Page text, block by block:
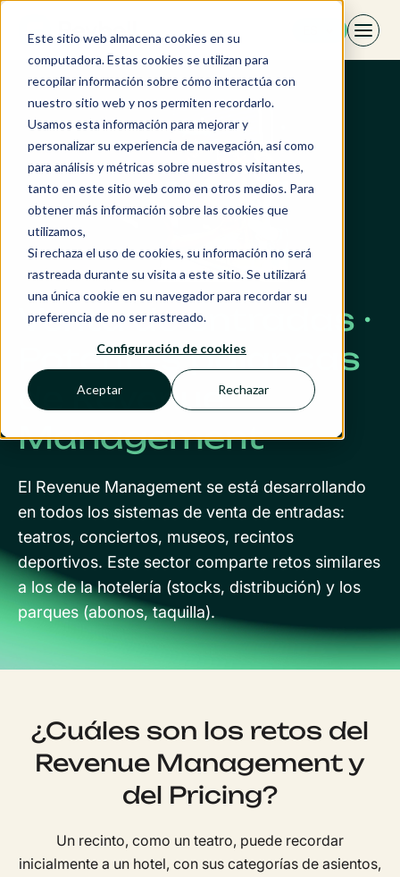
Este sitio web almacena cookies en su
computadora. Estas cookies se utilizan para
recopilar información sobre cómo interactúa con
nuestro sitio web y nos permiten recordarlo.
Usamos esta información para mejorar y
personalizar su experiencia de navegación, así como
para análisis y métricas sobre nuestros visitantes,
tanto en este sitio web como en otros medios. Para
obtener más información sobre las cookies que
utilizamos,
Si rechaza el uso de cookies, su información no será
rastreada durante su visita a este sitio. Se utilizará
una única cookie en su navegador para recordar su
preferencia de no ser rastreado.
Configuración de cookies
Aceptar Rechazar
Saltar
Venta de entradas ·
Potentes palancas
de Revenue
Management
El Revenue Management se está desarrollando
en todos los sistemas de venta de entradas:
teatros, conciertos, museos, recintos
deportivos. Este sector comparte retos similares
a los de la hotelería (stocks, distribución) y los
parques (abonos, taquilla).
¿Cuáles son los retos del
Revenue Management y
del Pricing?
Un recinto, como un teatro, puede recordar
inicialmente a un hotel, con sus categorías de asientos,